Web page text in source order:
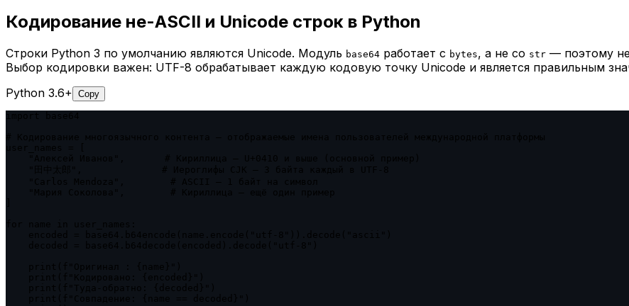
Кодирование не-ASCII и Unicode строк в Python
Строки Python 3 по умолчанию являются Unicode. Модуль base64 работает с bytes, а не со str — поэтому
Выбор кодировки важен: UTF-8 обрабатывает каждую кодовую точку Unicode и является правильным
Python 3.6+ Copy